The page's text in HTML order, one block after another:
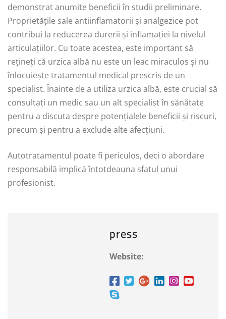
demonstrat anumite beneficii în studii preliminare.
Proprietățile sale antiinflamatorii și analgezice pot
contribui la reducerea durerii și inflamației la nivelul
articulațiilor. Cu toate acestea, este important să
rețineți că urzica albă nu este un leac miraculos și nu
înlocuiește tratamentul medical prescris de un
specialist. Înainte de a utiliza urzica albă, este crucial să
consultați un medic sau un alt specialist în sănătate
pentru a discuta despre potențialele beneficii și riscuri,
precum și pentru a exclude alte afecțiuni.
Autotratamentul poate fi periculos, deci o abordare
responsabilă implică întotdeauna sfatul unui
profesionist.
press
Website: